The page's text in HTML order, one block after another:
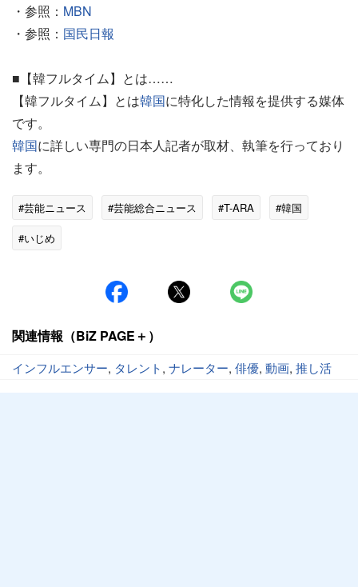
・参照： MBN
・参照： 国民日報
■【韓フルタイム】とは……
【韓フルタイム】とは韓国に特化した情報を提供する媒体
です。
韓国に詳しい専門の日本人記者が取材、執筆を行っており
ます。
#芸能ニュース #芸能総合ニュース #T-ARA
#韓国
#いじめ
関連情報（BiZ PAGE＋）
インフルエンサー, タレント, ナレーター, 俳優, 動画, 推し活